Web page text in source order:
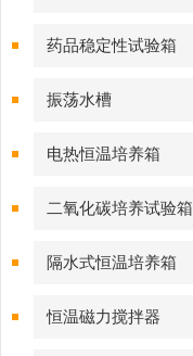
药品稳定性试验箱
振荡水槽
电热恒温培养箱
二氧化碳培养试验箱
隔水式恒温培养箱
恒温磁力搅拌器